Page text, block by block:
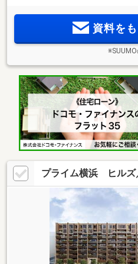
タイルに応える多彩なプランバ
資料を
プライム横浜 ヒル